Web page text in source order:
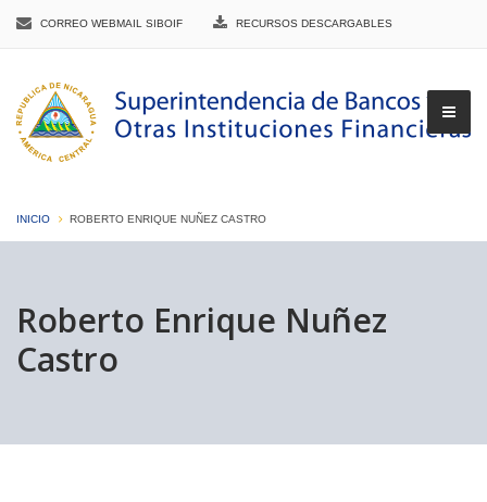
CORREO WEBMAIL SIBOIF RECURSOS DESCARGABLES
INICIO ROBERTO ENRIQUE NUÑEZ CASTRO
Roberto Enrique Nuñez
Castro